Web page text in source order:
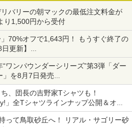
ラストボード付) [DVD]
バリーの朝マックの最低注文料金が
り1,500円から受付
」70%オフで1,643円！ もうすぐ終了の
更新】
は「大神 絶景版」が67%オフで990円
ワンパウンダーシリーズ”第3弾「ダー
」を8月7日発売
ス」を使用した超大型チーズバーガー
、団長の吉野家Tシャツも！
」全Tシャツラインナップ公開＆オン
って鳥取砂丘へ！ リアル・サゴリー砂